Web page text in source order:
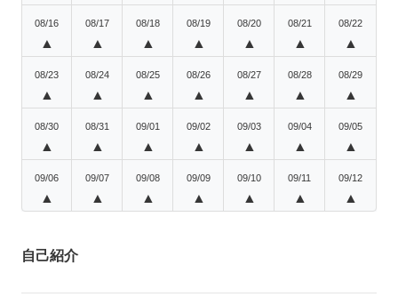
08/16
▲
08/17
▲
08/18
▲
08/19
▲
08/20
▲
08/21
▲
08/22
▲
08/23
▲
08/24
▲
08/25
▲
08/26
▲
08/27
▲
08/28
▲
08/29
▲
08/30
▲
08/31
▲
09/01
▲
09/02
▲
09/03
▲
09/04
▲
09/05
▲
09/06
▲
09/07
▲
09/08
▲
09/09
▲
09/10
▲
09/11
▲
09/12
▲
自己紹介